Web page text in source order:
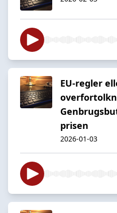
EU-regler
prisen
2026-01-03